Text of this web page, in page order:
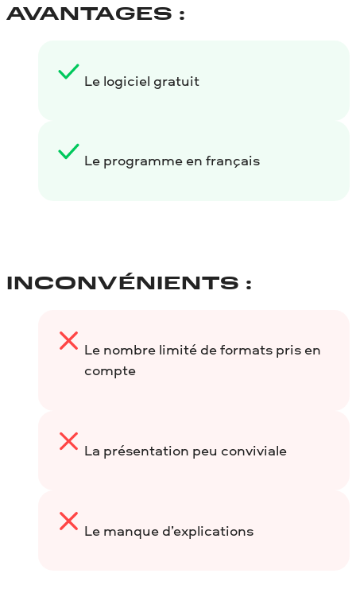
AVANTAGES :
Le logiciel gratuit
Le programme en français
INCONVÉNIENTS :
Le nombre limité de formats pris en
compte
La présentation peu conviviale
Le manque d’explications